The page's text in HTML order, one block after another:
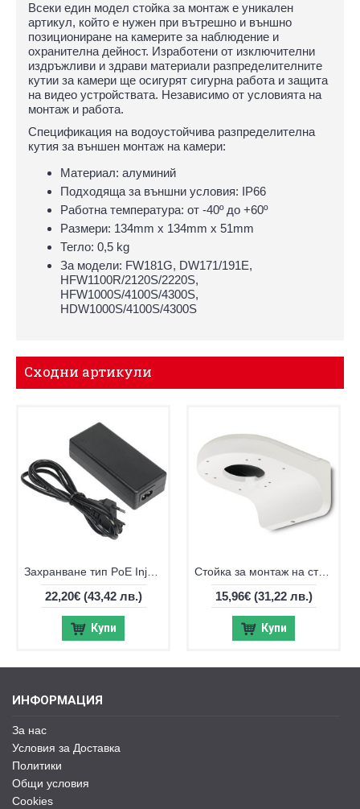
Всеки един модел стойка за монтаж е уникален
артикул, който е нужен при вътрешно и външно
позициониране на камерите за наблюдение и
охранителна дейност. Изработени от изключителни
издръжливи и здрави материали разпределителните
кутии за камери ще осигурят сигурна работа и защита
на видео устройствата. Независимо от условията на
монтаж и работа.
Спецификация на водоустойчива разпределителна
кутия за външен монтаж на камери:
Материал: алуминий
Подходяща за външни условия: IP66
Работна температура: от -40º до +60º
Размери: 134mm x 134mm x 51mm
Тегло: 0,5 kg
За модели: FW181G, DW171/191E,
HFW1100R/2120S/2220S,
HFW1000S/4100S/4300S,
HDW1000S/4100S/4300S
Сходни артикули
22,20€(43,42 лв.)
Купи
Стойка за монтаж на стена на куполни камери Dahua PFB203W
15,96€(31,22 лв.)
Купи
ИНФОРМАЦИЯ
За нас
Условия за Доставка
Политики
Общи условия
Cookies